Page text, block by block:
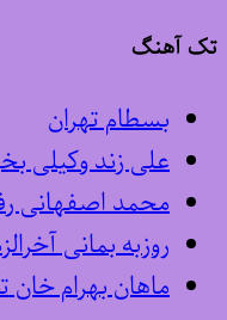
تک آهنگ
بسطام تهران
علی زند وکیلی
محمد اصفهانی
روزبه بمانی
ماهان بهرام خان